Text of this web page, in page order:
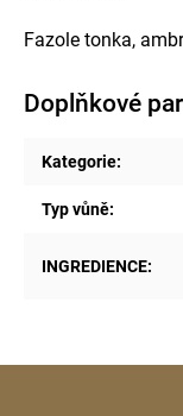
Fazole tonka,
Doplňkové
Kategorie:
Typ vůně:
INGREDIENCE: